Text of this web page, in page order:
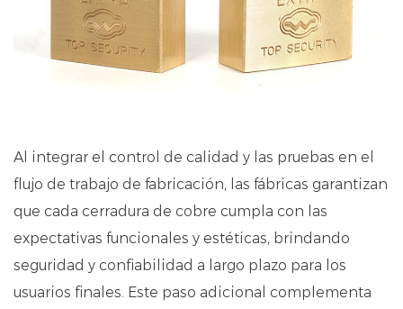
Al integrar el control de calidad y las pruebas en el
flujo de trabajo de fabricación, las fábricas garantizan
que cada cerradura de cobre cumpla con las
expectativas funcionales y estéticas, brindando
seguridad y confiabilidad a largo plazo para los
usuarios finales. Este paso adicional complementa